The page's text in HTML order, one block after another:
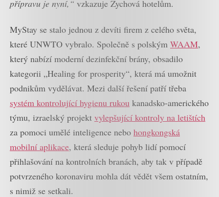
přípravu je nyní,“ vzkazuje Zychová hotelům.
MyStay se stalo jednou z devíti firem z celého světa,
které UNWTO vybralo. Společně s polským WAAM,
který nabízí moderní dezinfekční brány, obsadilo
kategorii „Healing for prosperity“, která má umožnit
podnikům vydělávat. Mezi další řešení patří třeba
systém kontrolující hygienu rukou kanadsko-amerického
týmu, izraelský projekt vylepšující kontroly na letištích
za pomoci umělé inteligence nebo hongkongská
mobilní aplikace, která sleduje pohyb lidí pomocí
přihlašování na kontrolních branách, aby tak v případě
potvrzeného koronaviru mohla dát vědět všem ostatním,
s nimiž se setkali.